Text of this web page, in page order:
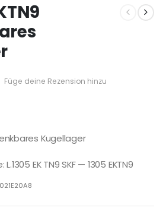
Füge deine Rezension hinzu
Kugellager
EK TN9 SKF — 1305 EKTN9